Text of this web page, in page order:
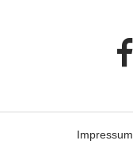
Impressum